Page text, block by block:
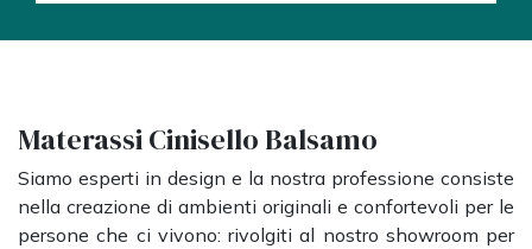
Materassi Cinisello Balsamo
Siamo esperti in design e la nostra professione consiste
nella creazione di ambienti originali e confortevoli per le
persone che ci vivono: rivolgiti al nostro showroom per